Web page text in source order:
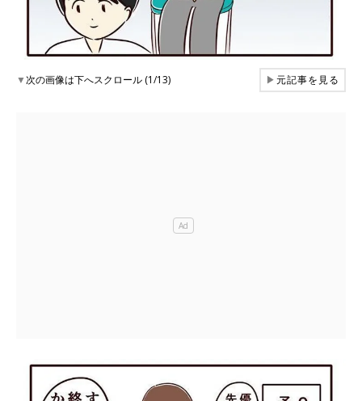
▼次の画像は下へスクロール (1/13) ▶元記事を見る